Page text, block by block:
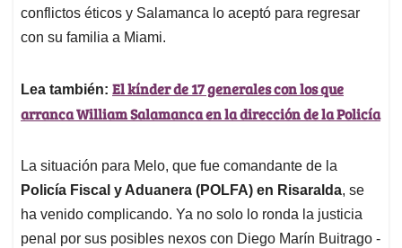
conflictos éticos y Salamanca lo aceptó para regresar
con su familia a Miami.
Lea también: El kínder de 17 generales con los que
arranca William Salamanca en la dirección de la Policía
La situación para Melo, que fue comandante de la
Policía Fiscal y Aduanera (POLFA) en Risaralda, se
ha venido complicando. Ya no solo lo ronda la justicia
penal por sus posibles nexos con Diego Marín Buitrago -